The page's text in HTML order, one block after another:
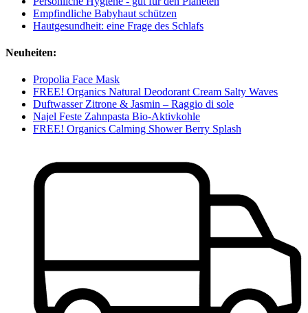
Empfindliche Babyhaut schützen
Hautgesundheit: eine Frage des Schlafs
Neuheiten:
Propolia Face Mask
FREE! Organics Natural Deodorant Cream Salty Waves
Duftwasser Zitrone & Jasmin – Raggio di sole
Najel Feste Zahnpasta Bio-Aktivkohle
FREE! Organics Calming Shower Berry Splash